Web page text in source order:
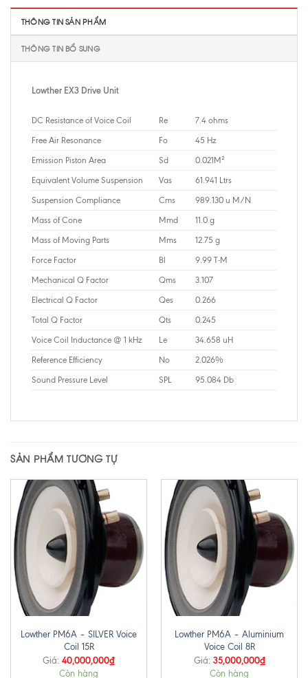
THÔNG TIN SẢN PHẨM
THÔNG TIN BỔ SUNG
Lowther EX3 Drive Unit
DC Resistance of Voice Coil Re 7.4 ohms
Free Air Resonance Fo 45 Hz
Emission Piston Area Sd 0.021M²
Equivalent Volume Suspension Vas 61.941 Ltrs
Suspension Compliance Cms 989.130 u M/N
Mass of Cone Mmd 11.0 g
Mass of Moving Parts Mms 12.75 g
Force Factor Bl 9.99 T-M
Mechanical Q Factor Qms 3.107
Electrical Q Factor Qes 0.266
Total Q Factor Qts 0.245
Voice Coil Inductance @ 1 kHz Le 34.658 uH
Reference Efficiency No 2.026%
Sound Pressure Level SPL 95.084 Db
SẢN PHẨM TƯƠNG TỰ
Lowther PM6A – SILVER Voice
Coil 15R
Giá: 40,000,000₫
Còn hàng
Lowther PM6A – Aluminium
Voice Coil 8R
Giá: 35,000,000₫
Còn hàng